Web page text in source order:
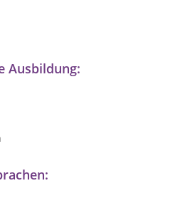
Ausbildung: